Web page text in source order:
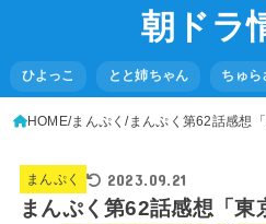
朝ドラ
ひよっこ とと姉ちゃん ちゅら
HOME まんぷく まんぷく第62話感想
まんぷく 2023.09.21
まんぷく第62話感想「東